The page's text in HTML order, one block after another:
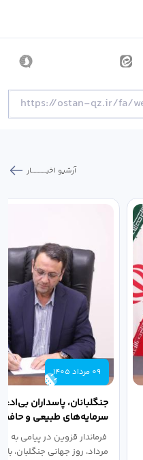
آرشیو اخبـــــــــــار
09 مرداد 1405
جنگلبانان، پاسداران
سرمایه‌های طبیعی و
سرزمین هستند
مرداد، روز جهانی جنگلبان، با...